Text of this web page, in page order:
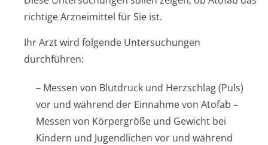
richtige Arzneimittel für Sie ist.
Ihr Arzt wird folgende Untersuchungen
durchführen:
– Messen von Blutdruck und Herzschlag (Puls)
vor und während der Einnahme von Atofab –
Messen von Körpergröße und Gewicht bei
Kindern und Jugendlichen vor und während